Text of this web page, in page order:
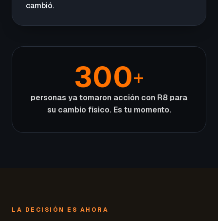
cambió.
300+
personas ya tomaron acción con R8 para
su cambio físico. Es tu momento.
LA DECISIÓN ES AHORA